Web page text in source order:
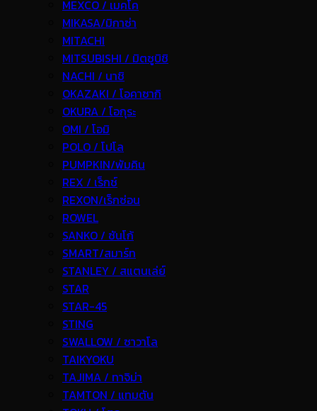
MEXCO / เมคโค
MIKASA/มิกาซ่า
MITACHI
MITSUBISHI / มิตซูบิชิ
NACHI / นาชิ
OKAZAKI / โอคาซากิ
OKURA / โอกุระ
OMI / โอมิ
POLO / โปโล
PUMPKIN/พัมคิน
REX / เร็กช์
REXON/เร็กซ่อน
ROWEL
SANKO / ซันโก้
SMART/สมาร์ท
STANLEY / สแตนเล่ย์
STAR
STAR-45
STING
SWALLOW / ซาวาโล
TAIKYOKU
TAJIMA / ทาจิม่า
TAMTON / แทมตัน